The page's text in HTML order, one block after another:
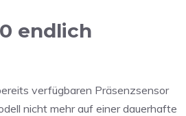
endlich
verfügbaren Präsenzsensor
nicht mehr auf einer dauerhafte